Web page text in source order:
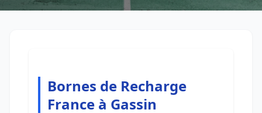
Bornes de Recharge
France à Gassin